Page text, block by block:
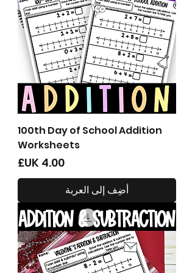
100th Day of School Addition
Worksheets
السعر
أضِف إلى العربة